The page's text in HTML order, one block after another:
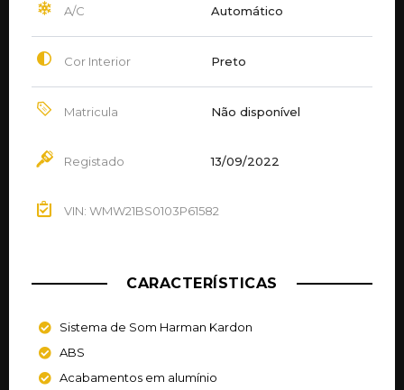
A/C Automático
Cor Interior Preto
Matricula Não disponível
Registado 13/09/2022
VIN: WMW21BS0103P61582
CARACTERÍSTICAS
Sistema de Som Harman Kardon
ABS
Acabamentos em alumínio